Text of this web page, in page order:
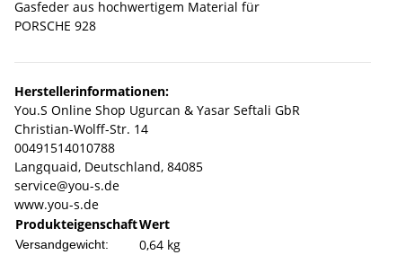
Gasfeder aus hochwertigem Material für
PORSCHE 928
Herstellerinformationen:
You.S Online Shop Ugurcan & Yasar Seftali GbR
Christian-Wolff-Str. 14
00491514010788
Langquaid, Deutschland, 84085
service@you-s.de
www.you-s.de
ProdukteigenschaftWert
Versandgewicht: 0,64 kg